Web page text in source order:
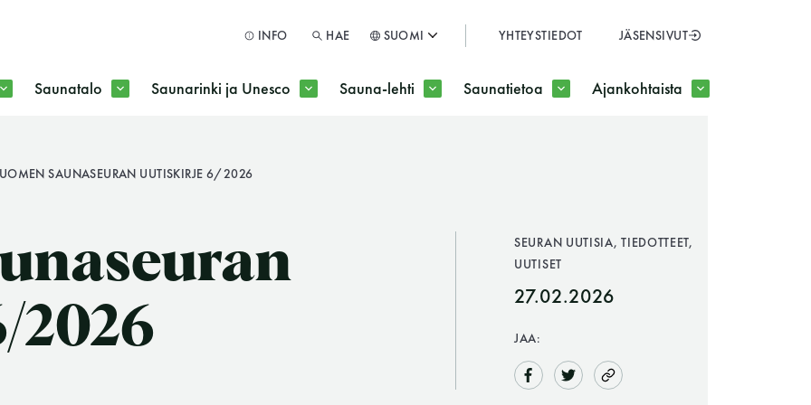
SULJE
INFO HAE SUOMI YHTEYSTIEDOT JÄSENSIVUT
Saunatalo Saunarinki ja Unesco Sauna-lehti Saunatietoa Ajankohtaista
SAUNASEURAN UUTISKIRJE 6/2026
2026
SEURAN UUTISIA, TIEDOTTEET,
UUTISET
27.02.2026
JAA: